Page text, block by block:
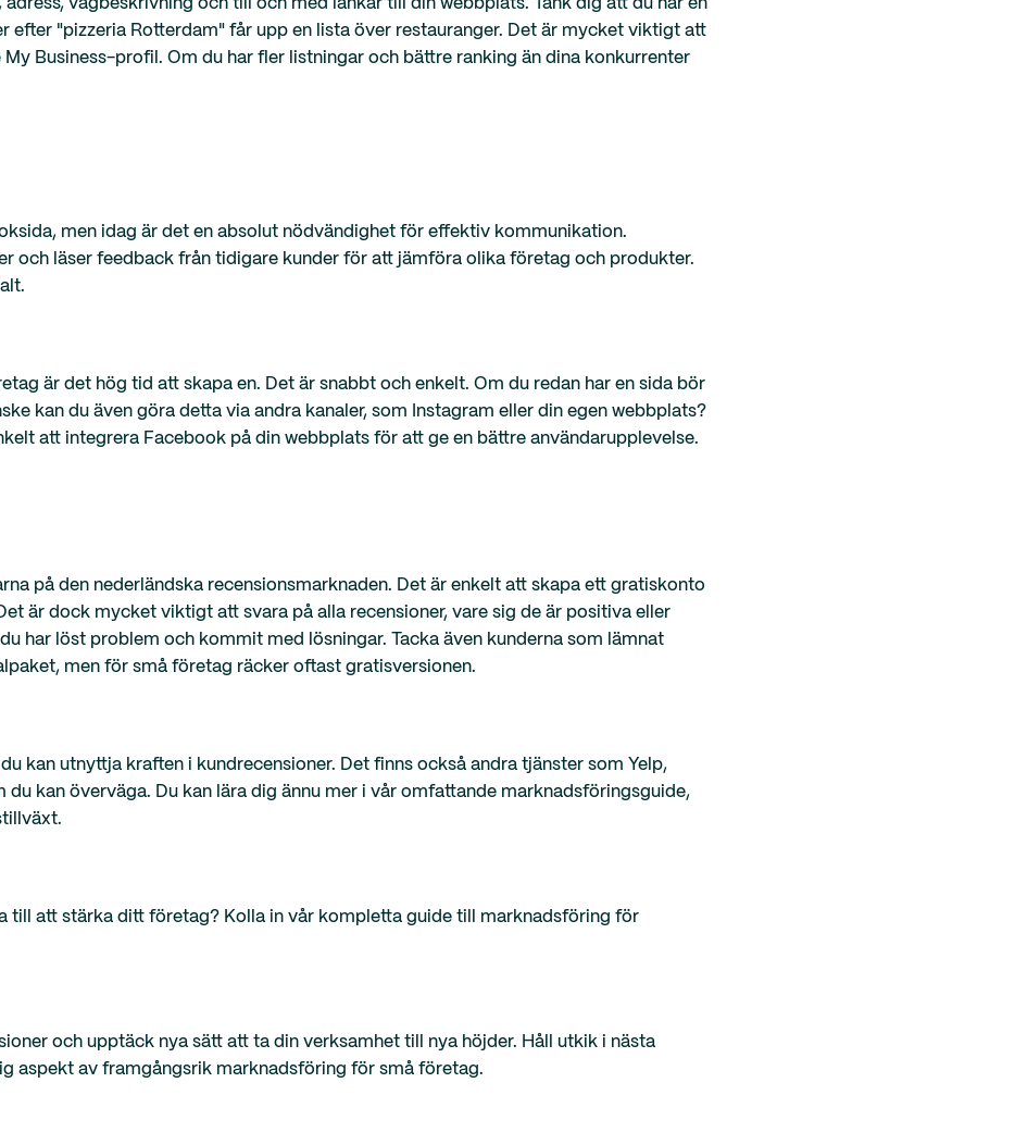
vägbeskrivning och till och med länkar till din webbplats. Tänk dig att du har en
efter "pizzeria Rotterdam" får upp en lista över restauranger. Det är mycket viktigt att
Business-profil. Om du har fler listningar och bättre ranking än dina konkurrenter
men idag är det en absolut nödvändighet för effektiv kommunikation.
och läser feedback från tidigare kunder för att jämföra olika företag och produkter.
är det hög tid att skapa en. Det är snabbt och enkelt. Om du redan har en sida bör
kan du även göra detta via andra kanaler, som Instagram eller din egen webbplats?
att integrera Facebook på din webbplats för att ge en bättre användarupplevelse.
på den nederländska recensionsmarknaden. Det är enkelt att skapa ett gratiskonto
är dock mycket viktigt att svara på alla recensioner, vare sig de är positiva eller
har löst problem och kommit med lösningar. Tacka även kunderna som lämnat
men för små företag räcker oftast gratisversionen.
kan utnyttja kraften i kundrecensioner. Det finns också andra tjänster som Yelp,
kan överväga. Du kan lära dig ännu mer i vår omfattande marknadsföringsguide,
till att stärka ditt företag? Kolla in vår kompletta guide till marknadsföring för
och upptäck nya sätt att ta din verksamhet till nya höjder. Håll utkik i nästa
aspekt av framgångsrik marknadsföring för små företag.